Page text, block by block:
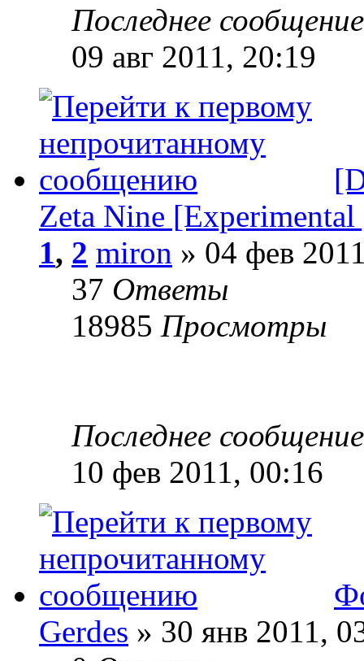
Последнее
09 авг 2011, 20:19
Zeta Nine [Experimental
1, 2 miron » 04 фев
37 Ответы
18985 Просмотры
Последнее
10 фев 2011, 00:16
Gerdes » 30 янв 2011,